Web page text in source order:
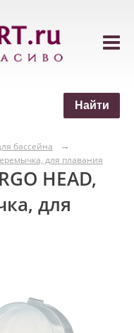
бассейна
для плавания
HEAD,
для